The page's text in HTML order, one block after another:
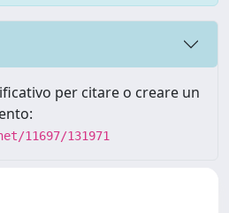
per citare o creare un
11697/131971